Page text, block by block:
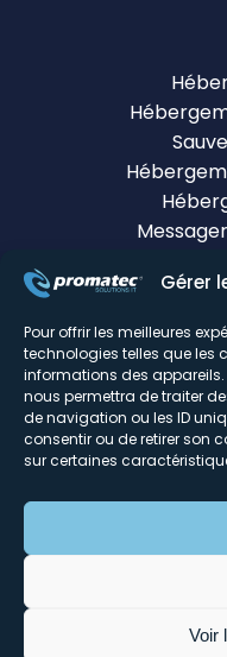
Gérer
Pour offrir les meilleures
technologies telles que les
informations des
nous permettra de traiter
de navigation ou les ID
consentir ou de retirer son
sur certaines
Voir
Tour
©
Réalisation du
Découvrez